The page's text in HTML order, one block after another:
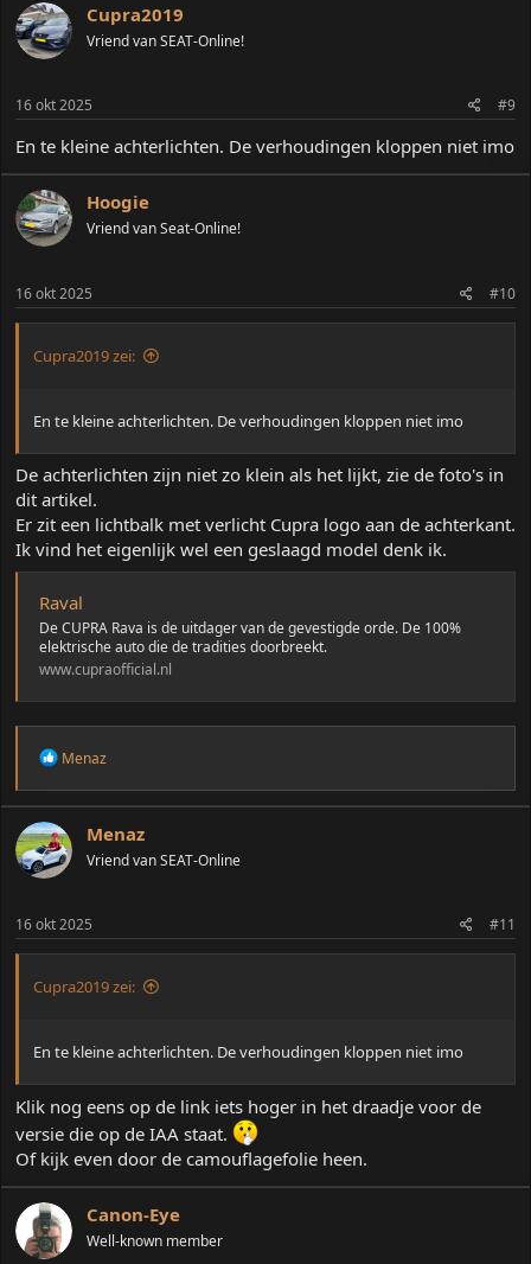
Cupra2019
Vriend van SEAT-Online!
16 okt 2025 #9
En te kleine achterlichten. De verhoudingen kloppen niet imo
Hoogie
Vriend van Seat-Online!
16 okt 2025 #10
Cupra2019 zei:
En te kleine achterlichten. De verhoudingen kloppen niet imo
De achterlichten zijn niet zo klein als het lijkt, zie de foto's in
dit artikel.
Er zit een lichtbalk met verlicht Cupra logo aan de achterkant.
Ik vind het eigenlijk wel een geslaagd model denk ik.
Raval
De CUPRA Rava is de uitdager van de gevestigde orde. De 100%
elektrische auto die de tradities doorbreekt.
www.cupraofficial.nl
W
a
r
d
e
r
g
e
:
Menaz
Menaz
Vriend van SEAT-Online
16 okt 2025 #11
Cupra2019 zei:
En te kleine achterlichten. De verhoudingen kloppen niet imo
Klik nog eens op de link iets hoger in het draadje voor de
versie die op de IAA staat.
Of kijk even door de camouflagefolie heen.
Canon-Eye
Well-known member